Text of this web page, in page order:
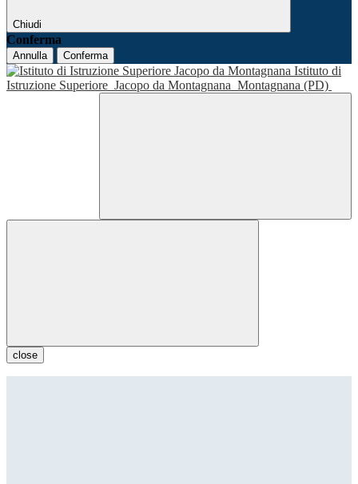
Chiudi
Conferma
Annulla Conferma
Istituto di
Istruzione Superiore Jacopo da Montagnana Montagnana (PD)
close